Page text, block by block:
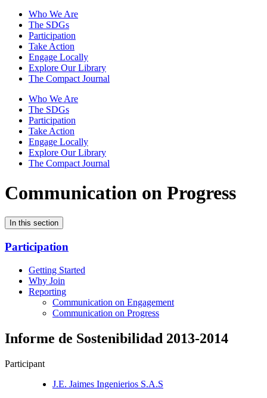
Who We Are
The SDGs
Participation
Take Action
Engage Locally
Explore Our Library
The Compact Journal
Who We Are
The SDGs
Participation
Take Action
Engage Locally
Explore Our Library
The Compact Journal
Communication on Progress
In this section
Participation
Getting Started
Why Join
Reporting
Communication on Engagement
Communication on Progress
Informe de Sostenibilidad 2013-2014
Participant
J.E. Jaimes Ingenierios S.A.S